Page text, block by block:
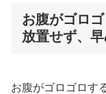
お腹がゴロ
放置せず、
お腹がゴロゴロす